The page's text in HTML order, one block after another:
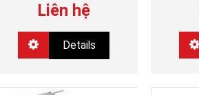
Liên hệ
Details